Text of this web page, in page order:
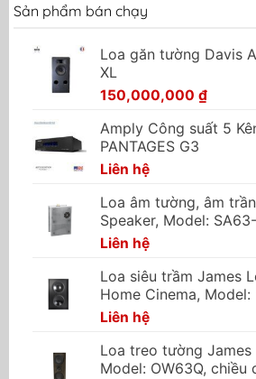
Sản phẩm bán chạy
Loa găn tường Davis
XL
150,000,000 ₫
Amply Công suất 5
PANTAGES G3
Liên hệ
Loa âm tường, âm
Speaker, Model:
Liên hệ
Loa siêu trầm James
Home Cinema, Model:
Liên hệ
Loa treo tường James
Model: OW63Q, chiều